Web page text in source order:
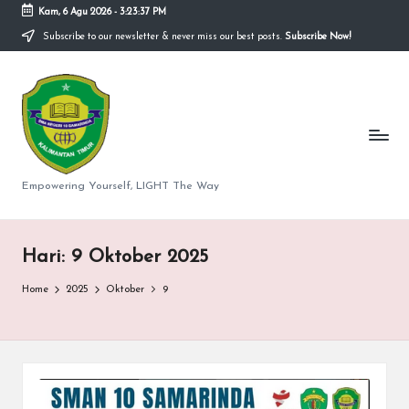
Skip
content
Kam, 6 Agu 2026- 3:23:37 PM
Subscribe to our newsletter & never miss our best posts. Subscribe Now!
S
M
A
N
e
g
er
1
0
Empowering Yourself, LIGHT The Way
Hari: 9 Oktober 2025
Home 2025 Oktober 9